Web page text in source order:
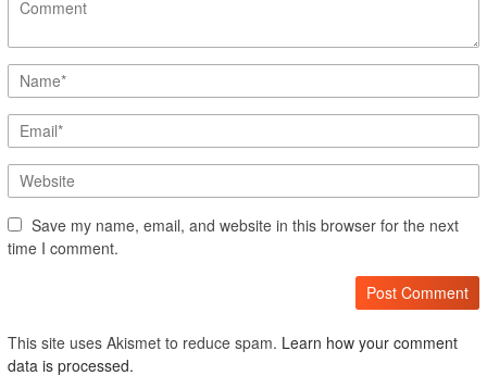
Save my name, email, and website in this browser for the next
time I comment.
This site uses Akismet to reduce spam. Learn how your comment
data is processed.